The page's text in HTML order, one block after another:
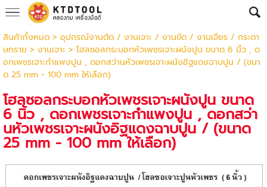
สินค้าทั้งหมด> อุปกรณ์งานตัด / งานเจาะ / งานขัด / งานเจียร / กระดา
ษทราย > งานเจาะ > โฮลซอลกระบอกหัวเพชรเจาะผนังปูน ขนาด 6 นิ้ว , ด
อกเพชรเจาะกำแพงปูน , ดอกสว่านหัวเพชรเจาะผนังอิฐแดงฉาบปูน / (ขนา
ด 25 mm - 100 mm ให้เลือก)
โฮลซอลกระบอกหัวเพชรเจาะผนังปูน ขนาด
6 นิ้ว , ดอกเพชรเจาะกำแพงปูน , ดอกสว่า
นหัวเพชรเจาะผนังอิฐแดงฉาบปูน / (ขนาด
25 mm - 100 mm ให้เลือก)